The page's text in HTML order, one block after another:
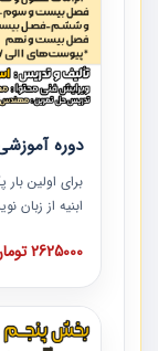
دوره
برای اولین
ابنیه از
ردیف ها و
دوره به صورت
دوره با کلام
مشاور در امر
2625000 تومان